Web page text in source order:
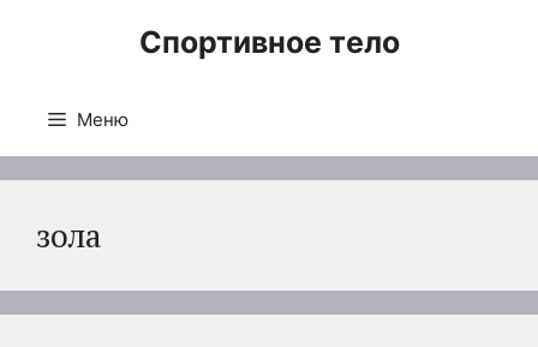
Спортивное тело
Меню
зола